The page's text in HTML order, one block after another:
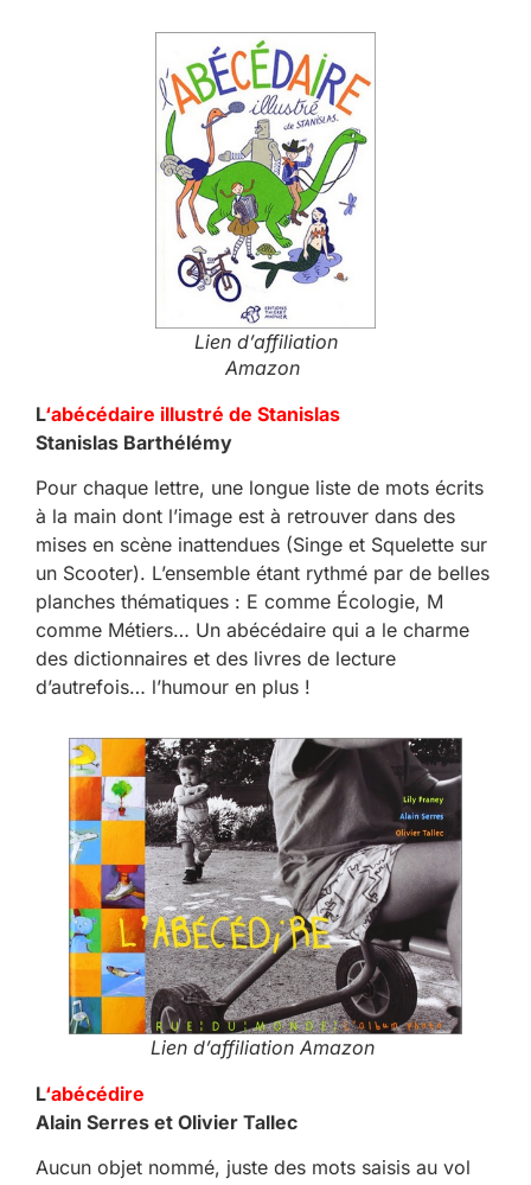
Lien d’affiliation
Amazon
L‘abécédaire illustré de Stanislas
Stanislas Barthélémy
Pour chaque lettre, une longue liste de mots écrits
à la main dont l’image est à retrouver dans des
mises en scène inattendues (Singe et Squelette sur
un Scooter). L’ensemble étant rythmé par de belles
planches thématiques : E comme Écologie, M
comme Métiers… Un abécédaire qui a le charme
des dictionnaires et des livres de lecture
d’autrefois… l’humour en plus !
Lien d’affiliation Amazon
L‘abécédire
Alain Serres et Olivier Tallec
Aucun objet nommé, juste des mots saisis au vol